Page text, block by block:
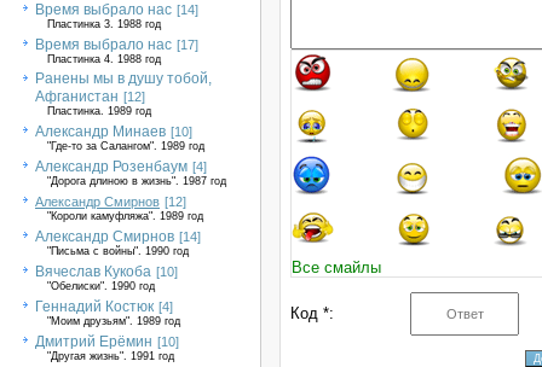
Время выбрало нас [14]
Пластинка 3. 1988 год
Время выбрало нас [17]
Пластинка 4. 1988 год
Ранены мы в душу тобой,
Афганистан [12]
Пластинка. 1989 год
Александр Минаев [10]
"Где-то за Салангом". 1989 год
Александр Розенбаум [4]
"Дорога длиною в жизнь". 1987 год
Александр Смирнов [12]
"Короли камуфляжа". 1989 год
Александр Смирнов [14]
"Письма с войны". 1990 год
Вячеслав Кукоба [10]
"Обелиски". 1990 год
Геннадий Костюк [4]
"Моим друзьям". 1989 год
Дмитрий Ерёмин [10]
"Другая жизнь". 1991 год
Все смайлы
Код *: